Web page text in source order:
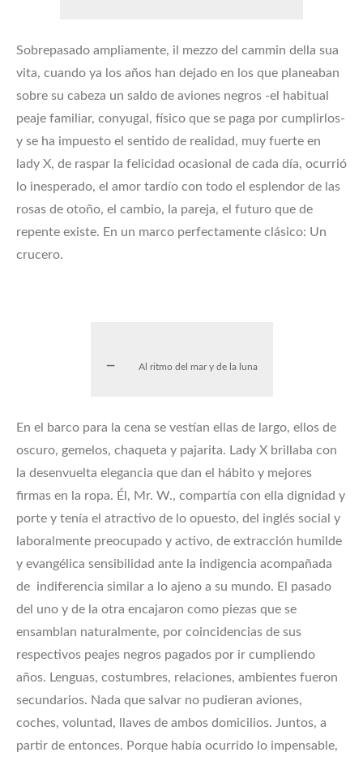
Sobrepasado ampliamente, il mezzo del cammin della sua
vita, cuando ya los años han dejado en los que planeaban
sobre su cabeza un saldo de aviones negros -el habitual
peaje familiar, conyugal, físico que se paga por cumplirlos-
y se ha impuesto el sentido de realidad, muy fuerte en
lady X, de raspar la felicidad ocasional de cada día, ocurrió
lo inesperado, el amor tardío con todo el esplendor de las
rosas de otoño, el cambio, la pareja, el futuro que de
repente existe. En un marco perfectamente clásico: Un
crucero.
Al ritmo del mar y de la luna
En el barco para la cena se vestían ellas de largo, ellos de
oscuro, gemelos, chaqueta y pajarita. Lady X brillaba con
la desenvuelta elegancia que dan el hábito y mejores
firmas en la ropa. Él, Mr. W., compartía con ella dignidad y
porte y tenía el atractivo de lo opuesto, del inglés social y
laboralmente preocupado y activo, de extracción humilde
y evangélica sensibilidad ante la indigencia acompañada
de indiferencia similar a lo ajeno a su mundo. El pasado
del uno y de la otra encajaron como piezas que se
ensamblan naturalmente, por coincidencias de sus
respectivos peajes negros pagados por ir cumpliendo
años. Lenguas, costumbres, relaciones, ambientes fueron
secundarios. Nada que salvar no pudieran aviones,
coches, voluntad, llaves de ambos domicilios. Juntos, a
partir de entonces. Porque había ocurrido lo impensable,